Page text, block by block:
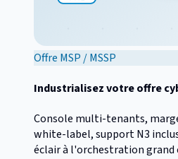
Offre MSP / MSSP
Industrialisez votre offre
Console multi-tenants,
white-label, support N3
éclair à l'orchestration grand